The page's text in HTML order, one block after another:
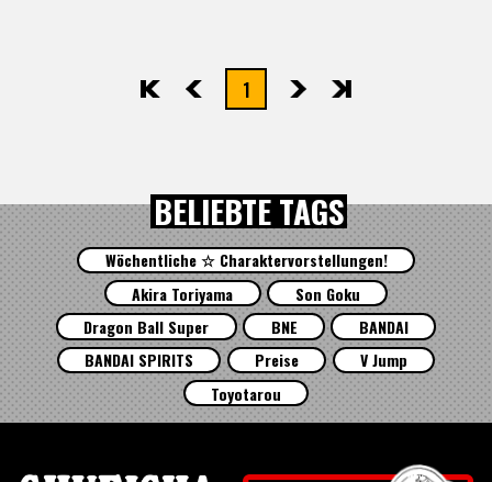
先頭 前へ1 次へ最後
BELIEBTE TAGS
Wöchentliche ☆ Charaktervorstellungen!
Akira Toriyama
Son Goku
Dragon Ball Super
BNE
BANDAI
BANDAI SPIRITS
Preise
V Jump
Toyotarou